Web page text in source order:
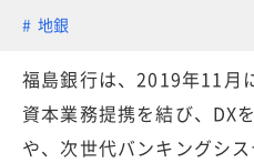
地銀
福島銀行は、2019年11月
資本業務提携を結び、DX
や、次世代バンキングシ